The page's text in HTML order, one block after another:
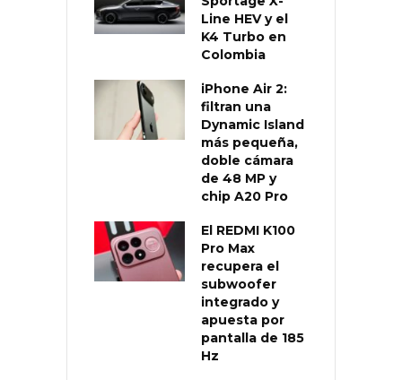
Line HEV y el
K4 Turbo en
Colombia
iPhone Air 2:
filtran una
Dynamic Island
más pequeña,
doble cámara
de 48 MP y
chip A20 Pro
El REDMI K100
Pro Max
recupera el
subwoofer
integrado y
apuesta por
pantalla de 185
Hz